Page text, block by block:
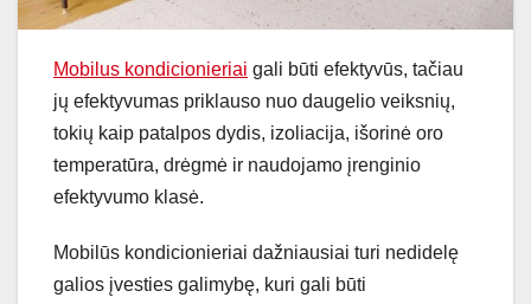
Mobilus kondicionieriai gali būti efektyvūs, tačiau
jų efektyvumas priklauso nuo daugelio veiksnių,
tokių kaip patalpos dydis, izoliacija, išorinė oro
temperatūra, drėgmė ir naudojamo įrenginio
efektyvumo klasė.
Mobilūs kondicionieriai dažniausiai turi nedidelę
galios įvesties galimybę, kuri gali būti